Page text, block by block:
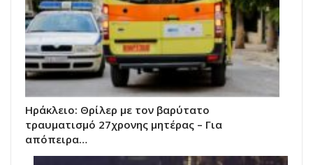
Ηράκλειο: Θρίλερ με τον βαρύτατο
τραυματισμό 27χρονης μητέρας – Για
απόπειρα…